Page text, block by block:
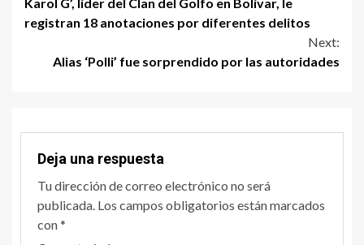
registran 18 anotaciones por diferentes delitos
Next:
Alias ‘Polli’ fue sorprendido por las autoridades
Deja una respuesta
Tu dirección de correo electrónico no será
publicada. Los campos obligatorios están marcados
con*